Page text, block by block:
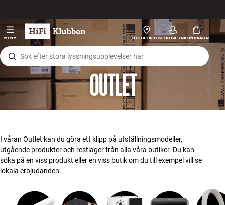
MENY HITTA BUTIKLOGGA INKUNDVAGN
HiFi
Högtalare
Skivspelare
Hörlurar
Surround
TV
OUTLET
I våran Outlet kan du göra ett klipp på utställningsmodeller,
utgående produkter och restlager från alla våra butiker. Du kan
söka på en viss produkt eller en viss butik om du till exempel vill se
lokala erbjudanden.